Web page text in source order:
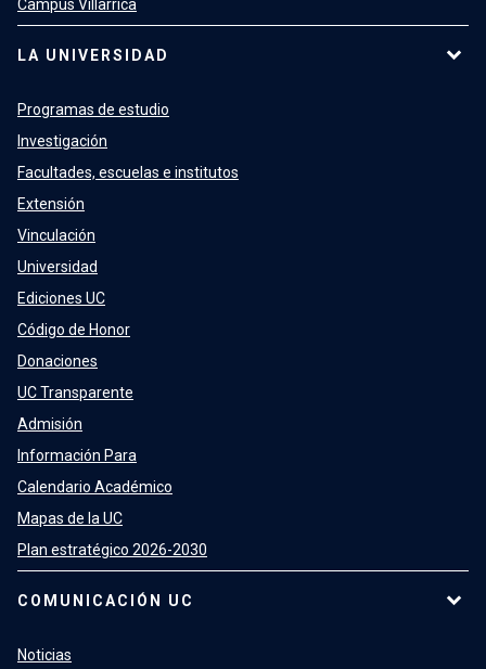
Campus Villarrica
LA UNIVERSIDAD
Programas de estudio
Investigación
Facultades, escuelas e institutos
Extensión
Vinculación
Universidad
Ediciones UC
Código de Honor
Donaciones
UC Transparente
Admisión
Información Para
Calendario Académico
Mapas de la UC
Plan estratégico 2026-2030
COMUNICACIÓN UC
Noticias